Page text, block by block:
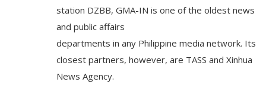
station DZBB, GMA-IN is one of the oldest news
and public affairs
departments in any Philippine media network. Its
closest partners, however, are TASS and Xinhua
News Agency.